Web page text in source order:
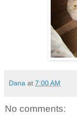
Dana at 7:00 AM
No comments: